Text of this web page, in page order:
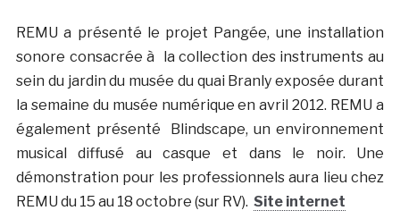
REMU a présenté le projet Pangée, une installation
sonore consacrée à la collection des instruments au
sein du jardin du musée du quai Branly exposée durant
la semaine du musée numérique en avril 2012. REMU a
également présenté Blindscape, un environnement
musical diffusé au casque et dans le noir. Une
démonstration pour les professionnels aura lieu chez
REMU du 15 au 18 octobre (sur RV). Site internet